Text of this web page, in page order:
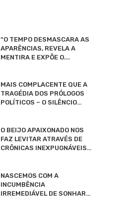
“O TEMPO DESMASCARA AS
APARÊNCIAS, REVELA A
MENTIRA E EXPÕE O...
MAIS COMPLACENTE QUE A
TRAGÉDIA DOS PRÓLOGOS
POLÍTICOS – O SILÊNCIO…
O BEIJO APAIXONADO NOS
FAZ LEVITAR ATRAVÉS DE
CRÔNICAS INEXPUGNÁVEIS…
NASCEMOS COM A
INCUMBÊNCIA
IRREMEDIÁVEL DE SONHAR…